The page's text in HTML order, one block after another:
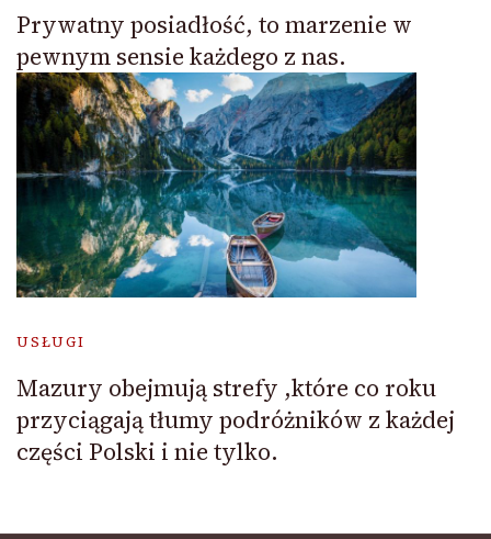
Prywatny posiadłość, to marzenie w
pewnym sensie każdego z nas.
USŁUGI
Mazury obejmują strefy ,które co roku
przyciągają tłumy podróżników z każdej
części Polski i nie tylko.